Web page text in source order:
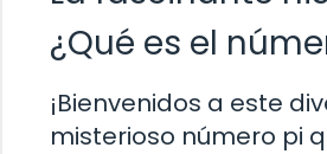
¿Qué es el
¡Bienvenidos a este
misterioso número pi